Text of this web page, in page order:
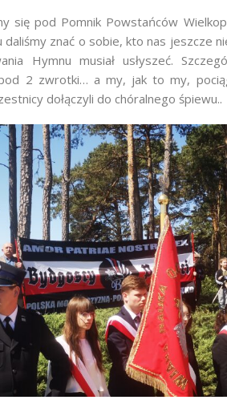
się pod Pomnik Powstańców
znać o sobie, kto nas jeszcze
Hymnu musiał usłyszeć.
2 zwrotki… a my, jak to my,
dołączyli do chóralnego śpiewu..